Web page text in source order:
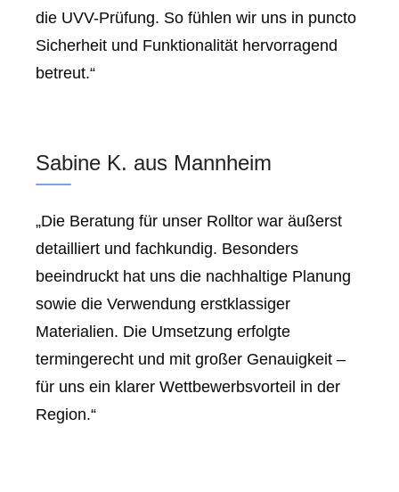
die UVV-Prüfung. So fühlen wir uns in puncto
Sicherheit und Funktionalität hervorragend
betreut.“
Sabine K. aus Mannheim
„Die Beratung für unser Rolltor war äußerst
detailliert und fachkundig. Besonders
beeindruckt hat uns die nachhaltige Planung
sowie die Verwendung erstklassiger
Materialien. Die Umsetzung erfolgte
termingerecht und mit großer Genauigkeit –
für uns ein klarer Wettbewerbsvorteil in der
Region.“